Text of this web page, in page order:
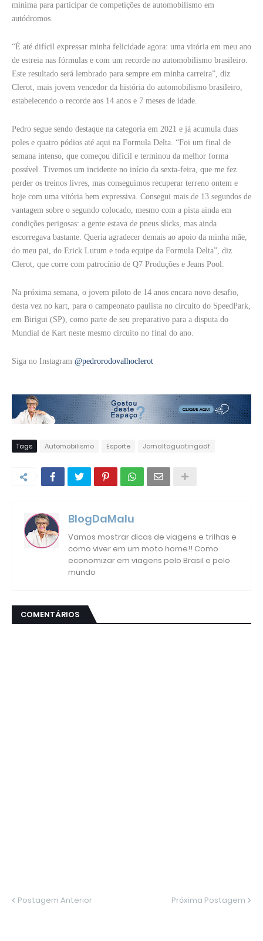
mínima para participar de competições de automobilismo em
autódromos.
“É até difícil expressar minha felicidade agora: uma vitória em meu ano
de estreia nas fórmulas e com um recorde no automobilismo brasileiro.
Este resultado será lembrado para sempre em minha carreira”, diz
Clerot, mais jovem vencedor da história do automobilismo brasileiro,
estabelecendo o recorde aos 14 anos e 7 meses de idade.
Pedro segue sendo destaque na categoria em 2021 e já acumula duas
poles e quatro pódios até aqui na Formula Delta. “Foi um final de
semana intenso, que começou difícil e terminou da melhor forma
possível. Tivemos um incidente no início da sexta-feira, que me fez
perder os treinos livres, mas conseguimos recuperar terreno ontem e
hoje com uma vitória bem expressiva. Consegui mais de 13 segundos de
vantagem sobre o segundo colocado, mesmo com a pista ainda em
condições perigosas: a gente estava de pneus slicks, mas ainda
escorregava bastante. Queria agradecer demais ao apoio da minha mãe,
do meu pai, do Erick Lutum e toda equipe da Formula Delta”, diz
Clerot, que corre com patrocínio de Q7 Produções e Jeans Pool.
Na próxima semana, o jovem piloto de 14 anos encara novo desafio,
desta vez no kart, para o campeonato paulista no circuito do SpeedPark,
em Birigui (SP), como parte de seu preparativo para a disputa do
Mundial de Kart neste mesmo circuito no final do ano.
Siga no Instagram @pedrorodovalhoclerot
Tags Automobilismo Esporte Jornaltaguatingadf
BlogDaMalu
Vamos mostrar dicas de viagens e trilhas e
como viver em um moto home!! Como
economizar em viagens pelo Brasil e pelo
mundo
COMENTÁRIOS
Postagem Anterior Próxima Postagem